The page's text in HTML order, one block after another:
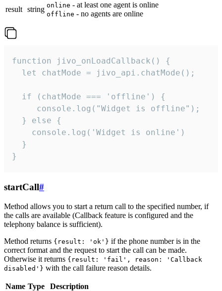
result string online - at least one agent is online
offline - no agents are online
function jivo_onLoadCallback() {
  let chatMode = jivo_api.chatMode();
  if (chatMode === 'offline') {
     console.log("Widget is offline");
  } else {
    console.log('Widget is online')
  }
}
startCall#
Method allows you to start a return call to the specified number, if
the calls are available (Callback feature is configured and the
telephony balance is sufficient).
Method returns {result: 'ok'} if the phone number is in the
correct format and the request to start the call can be made.
Otherwise it returns {result: 'fail', reason: 'Callback
disabled'} with the call failure reason details.
Name Type
Description